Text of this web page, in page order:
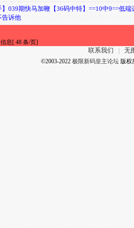
】039期快马加鞭【36码中特】==10中9==低
告诉他
息[ 48 条/页]
联系我们 无
©2003-2022 极限新码皇主论坛版权